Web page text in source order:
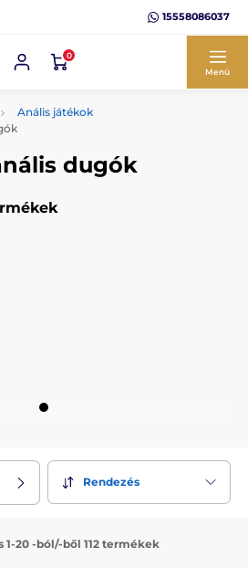
15558086037
0
Menü
Anális játékok
dugók
Rendezés
1-20 -ból/-ből 112 termékek